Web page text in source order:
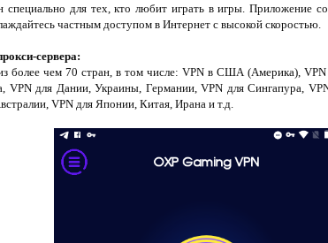
специально для тех, кто любит играть в игры. Приложение
частным доступом в Интернет с высокой скоростью.
сервера:
более чем 70 стран, в том числе: VPN в США (Америка),
VPN для Дании, Украины, Германии, VPN для Сингапура,
VPN для Японии, Китая, Ирана и т.д.